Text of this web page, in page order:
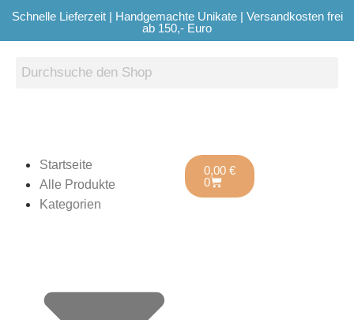
Schnelle Lieferzeit | Handgemachte Unikate | Versandkosten frei
ab 150,- Euro
Startseite
Alle Produkte
Kategorien
0,00 €
0